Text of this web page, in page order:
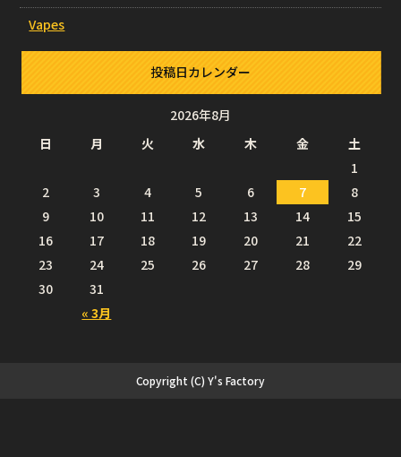
Vapes
投稿日カレンダー
2026年8月
日
月 火 水 木 金 土
« 3月
1
2
3 4 5 6 7
8
9
10 11 12 13 14
15
16
17 18 19 20 21
22
23
24 25 26 27 28
29
30
31
Copyright (C) Y's Factory